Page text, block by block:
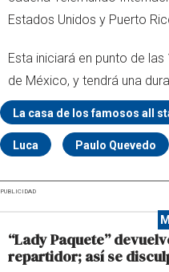
Estados Unidos y Puerto
Esta iniciará en punto de
de México, y tendrá una
La casa de los famosos all
Luca Paulo Quevedo
PUBLICIDAD
“Lady Paquete”
repartidor; así se